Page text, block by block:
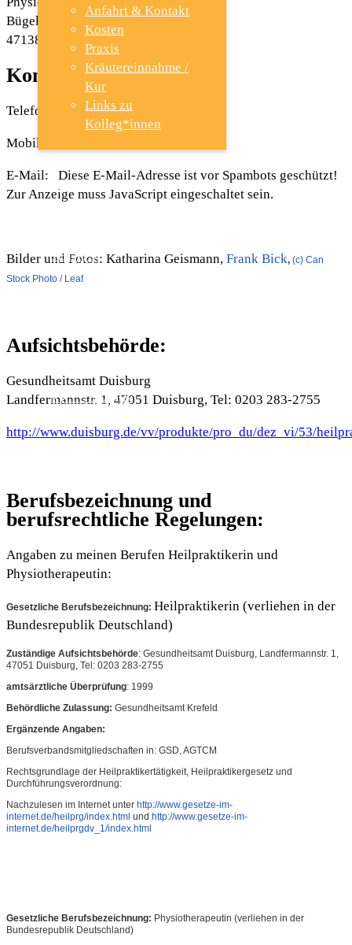
Anfahrt & Kontakt
Kosten
Praxis
Kräutereinnahme /
Kur
Links zu
Kolleg*innen
SHIATSU
AKTUELLES
Bügelstr. 3
47138 Duisburg
Kontakt:
Telefon: +49 (0) 203 / 360 305 88
Mobil: +49 1525 / 3397090
E-Mail: Diese E-Mail-Adresse ist vor Spambots geschützt!
Zur Anzeige muss JavaScript eingeschaltet sein.
Bilder und Fotos: Katharina Geismann, Frank Bick, (c) Can
Stock Photo / Leaf
Aufsichtsbehörde:
Gesundheitsamt Duisburg
Landfermannstr. 1, 47051 Duisburg, Tel: 0203 283-2755
http://www.duisburg.de/vv/produkte/pro_du/dez_vi/53/
Berufsbezeichnung und
berufsrechtliche Regelungen:
Angaben zu meinen Berufen Heilpraktikerin und
Physiotherapeutin:
Gesetzliche Berufsbezeichnung: Heilpraktikerin (verliehen in der
Bundesrepublik Deutschland)
Zuständige Aufsichtsbehörde: Gesundheitsamt Duisburg, Landfermannstr. 1,
47051 Duisburg, Tel: 0203 283-2755
amtsärztliche Überprüfung: 1999
Behördliche Zulassung: Gesundheitsamt Krefeld
Ergänzende Angaben:
Berufsverbandsmitgliedschaften in: GSD, AGTCM
Rechtsgrundlage der Heilpraktikertätigkeit, Heilpraktikergesetz und
Durchführungsverordnung:
Nachzulesen im Internet unter http://www.gesetze-im-
internet.de/heilprg/index.html und http://www.gesetze-im-
internet.de/heilprgdv_1/index.html
Gesetzliche Berufsbezeichnung: Physiotherapeutin (verliehen in der
Bundesrepublik Deutschland)